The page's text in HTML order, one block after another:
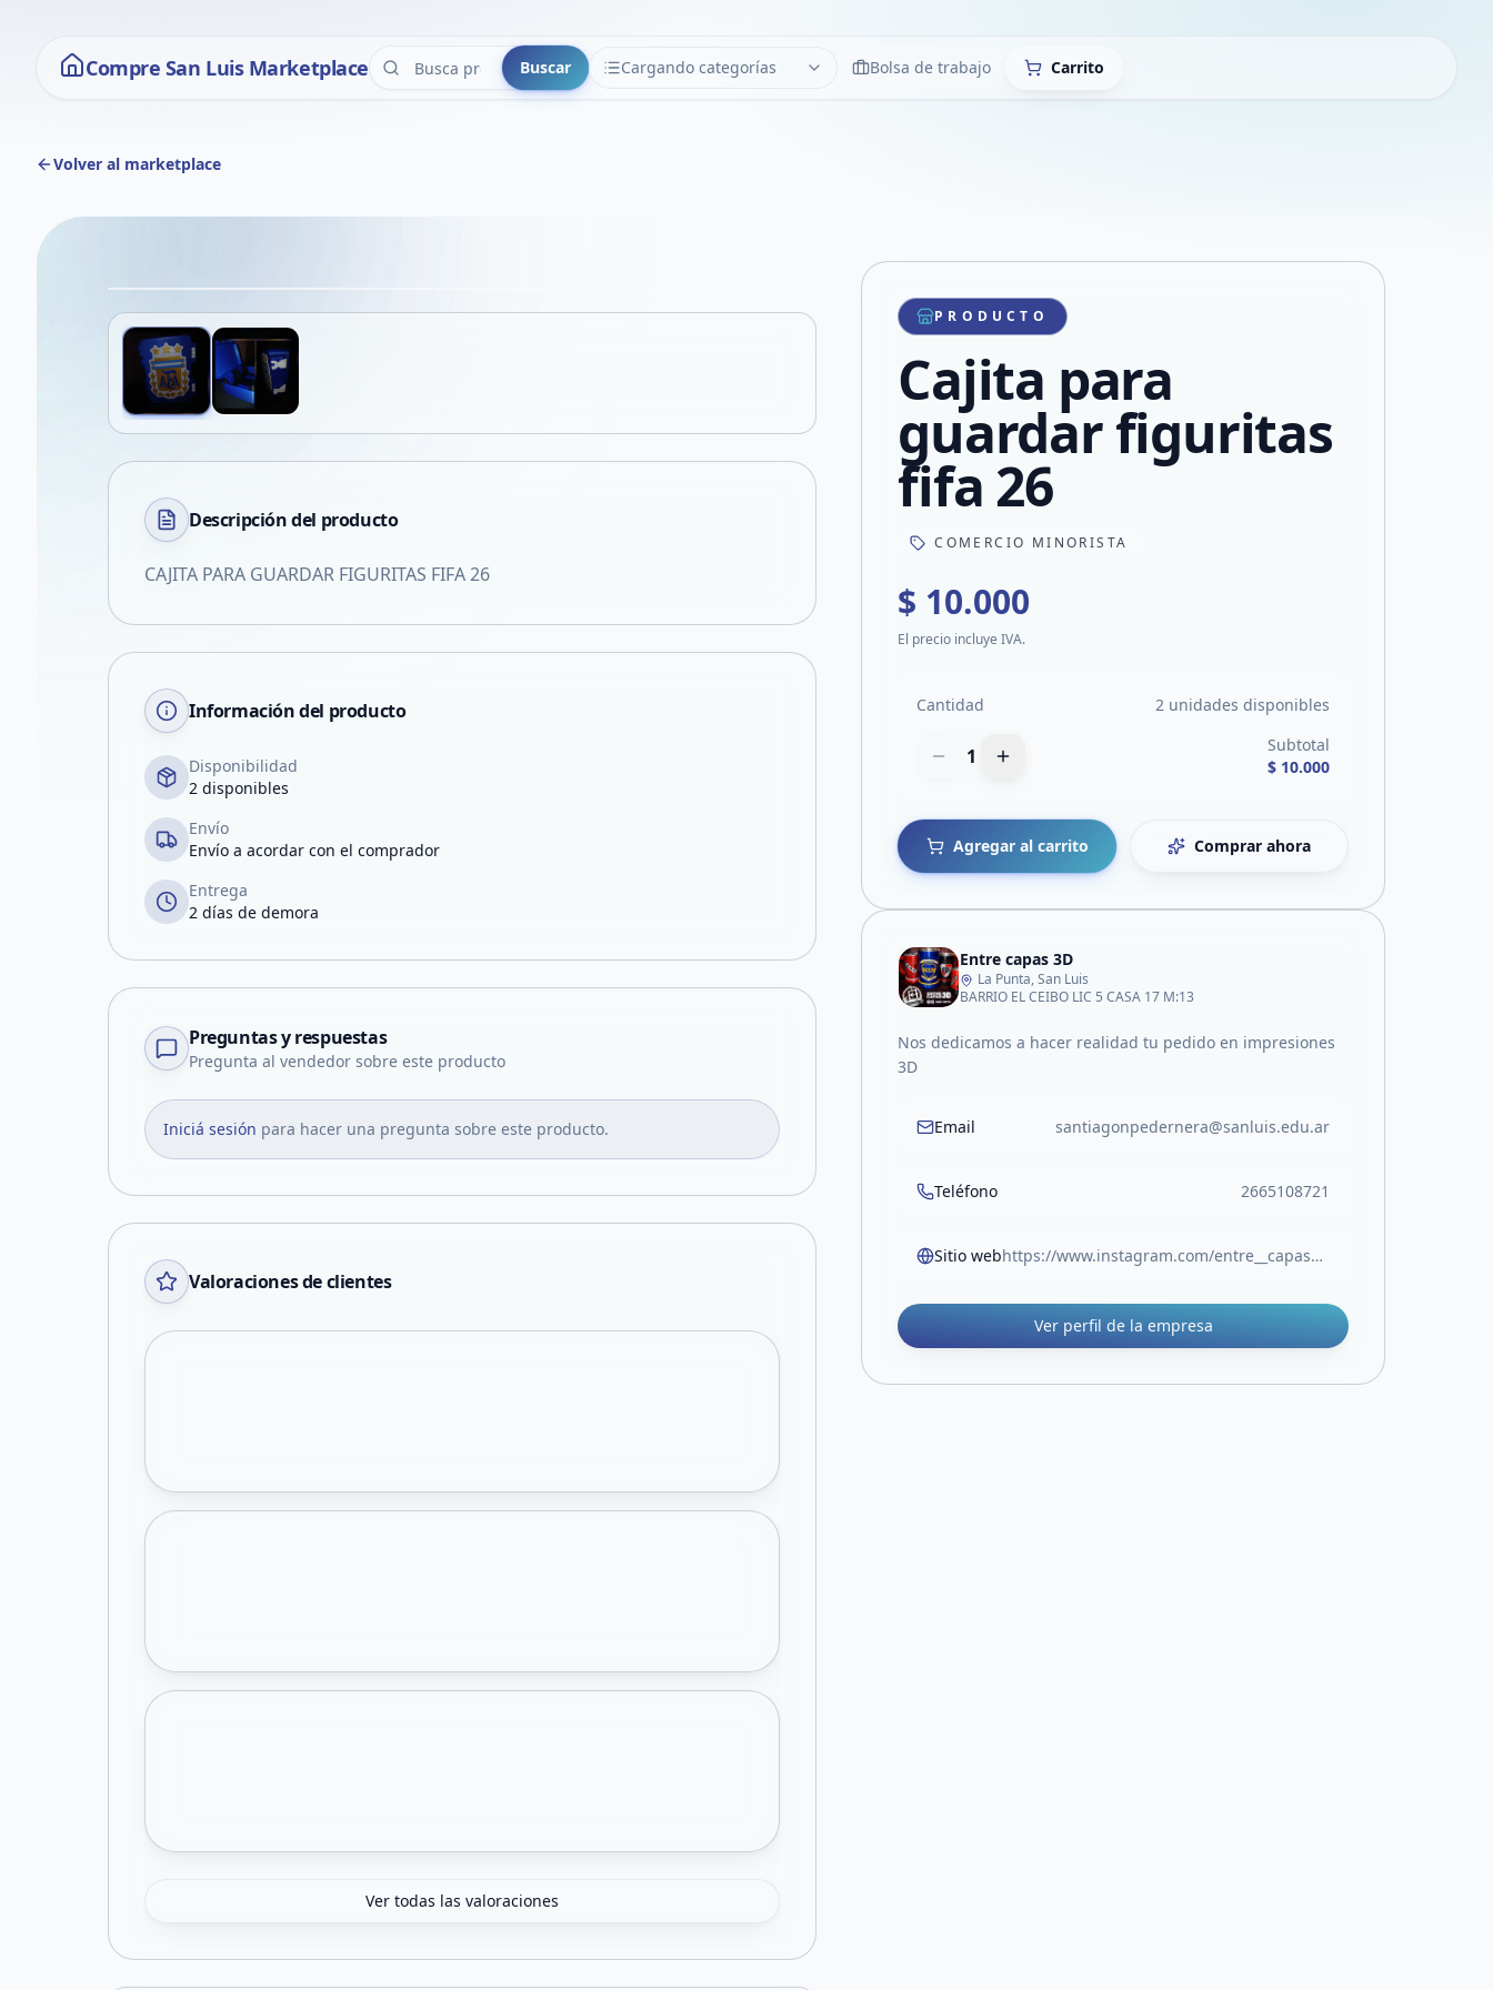
Compre San Luis Marketplace Buscar Cargando categorías
CATEGORÍAS LimpiarBolsa de trabajo Carrito
Volver al marketplace
Compartir producto
Compartir por WhatsApp
Compartir por mail
Compartir en Facebook
Descripción del producto
CAJITA PARA GUARDAR FIGURITAS FIFA 26
Información del producto
Disponibilidad
2 disponibles
Envío
Envío a acordar con el comprador
Entrega
2 días de demora
Preguntas y respuestas
Pregunta al vendedor sobre este producto
Iniciá sesión para hacer una pregunta sobre este producto.
Valoraciones de clientes
Ver todas las valoraciones
PRODUCTO
Cajita para
guardar figuritas
fifa 26
COMERCIO MINORISTA
$ 10.000
El precio incluye IVA.
Cantidad 2 unidades disponibles
1
Subtotal
$ 10.000
Agregar al carrito Comprar ahora
Entre capas 3D
La Punta, San Luis
BARRIO EL CEIBO LIC 5 CASA 17 M:13
Nos dedicamos a hacer realidad tu pedido en impresiones
3D
Email santiagonpedernera@sanluis.edu.ar
Teléfono 2665108721
Sitio web https://www.instagram.com/entre__capas3d?igsh=c3R0YW11YWlnNDF0
Ver perfil de la empresa